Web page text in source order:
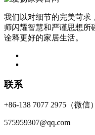
我们以对细节的完美苛求
师闪耀智慧和严谨思想所
诠释更好的家居生活。
联系
+86-138 7077 2975（微信）
575959307@qq.com